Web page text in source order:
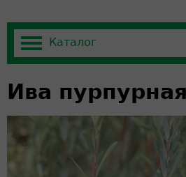
Ива